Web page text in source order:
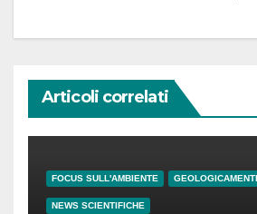
Articoli correlati
FOCUS SULL'AMBIENTE
NEWS SCIENTIFICHE